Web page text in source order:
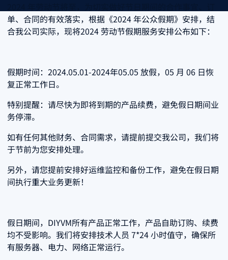
单、合同的有效落实，根据《2024 年公众假期》安排，结
合我公司实际，现将2024 劳动节假期服务安排公布如下：
假期时间：2024.05.01-2024年05.05 放假，05 月 06 日恢
复正常工作日。
特别提醒：请尽快为即将到期的产品续费，避免假日期间业
务停滞。
如有任何其他财务、合同需求，请提前提交我公司，我们将
于节前为您安排处理。
另外，请您提前安排好运维监控和备份工作，避免在假日期
间执行重大业务更新！
假日期间，DIYVM所有产品正常工作，产品自助订购、续费
均不受影响。我们将安排技术人员 7*24 小时值守，确保所
有服务器、电力、网络正常运行。